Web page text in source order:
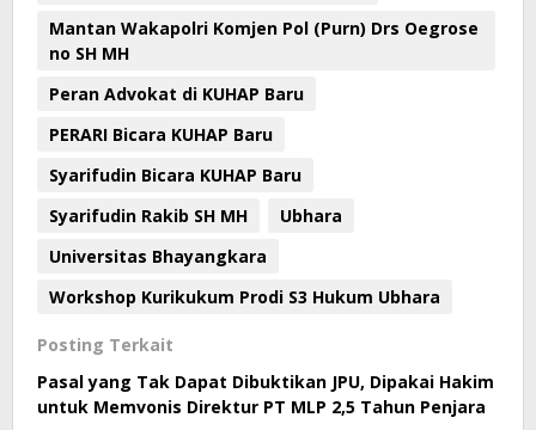
Mantan Wakapolri Komjen Pol (Purn) Drs Oegrose
no SH MH
Peran Advokat di KUHAP Baru
PERARI Bicara KUHAP Baru
Syarifudin Bicara KUHAP Baru
Syarifudin Rakib SH MH
Ubhara
Universitas Bhayangkara
Workshop Kurikukum Prodi S3 Hukum Ubhara
Posting Terkait
Pasal yang Tak Dapat Dibuktikan JPU, Dipakai Hakim
untuk Memvonis Direktur PT MLP 2,5 Tahun Penjara